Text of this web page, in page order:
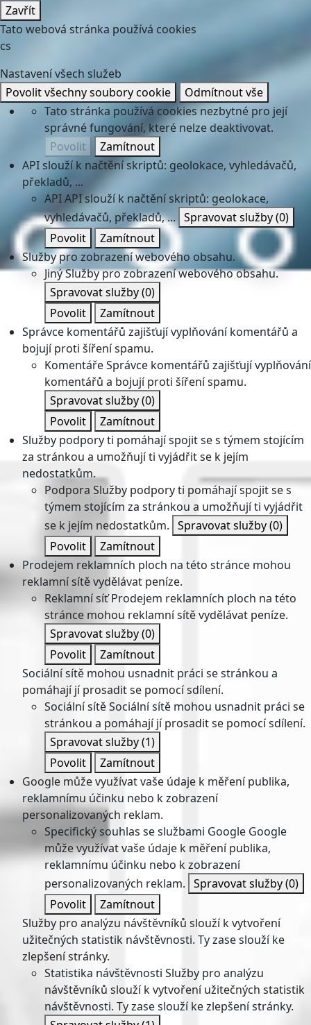
Zavřít
Tato webová stránka používá cookies
cs
Nastavení všech služeb
Povolit všechny soubory cookie
Odmítnout vše
Tato stránka používá cookies nezbytné pro její
správné fungování, které nelze deaktivovat.
Povolit
Zamítnout
API slouží k načtění skriptů: geolokace, vyhledávačů,
překladů, ...
APIAPI slouží k načtění skriptů: geolokace,
vyhledávačů, překladů, ... Spravovat služby(0)
Povolit
Zamítnout
Služby pro zobrazení webového obsahu.
JinýSlužby pro zobrazení webového obsahu.
Spravovat služby(0)
Povolit
Zamítnout
Správce komentářů zajišťují vyplňování komentářů a
bojují proti šíření spamu.
KomentářeSprávce komentářů zajišťují vyplňování
komentářů a bojují proti šíření spamu.
Spravovat služby(0)
Povolit
Zamítnout
Služby podpory ti pomáhají spojit se s týmem stojícím
za stránkou a umožňují ti vyjádřit se k jejím
nedostatkům.
Podpora Služby podpory ti pomáhají spojit se s
týmem stojícím za stránkou a umožňují ti vyjádřit
se k jejím nedostatkům. Spravovat služby(0)
Povolit
Zamítnout
Prodejem reklamních ploch na této stránce mohou
reklamní sítě vydělávat peníze.
Reklamní síť Prodejem reklamních ploch na této
stránce mohou reklamní sítě vydělávat peníze.
Spravovat služby(0)
Povolit
Zamítnout
Sociální sítě mohou usnadnit práci se stránkou a
pomáhají jí prosadit se pomocí sdílení.
Sociální sítěSociální sítě mohou usnadnit práci se
stránkou a pomáhají jí prosadit se pomocí sdílení.
Spravovat služby(1)
Povolit
Zamítnout
Google může využívat vaše údaje k měření publika,
reklamnímu účinku nebo k zobrazení
personalizovaných reklam.
Specifický souhlas se službami Google Google
může využívat vaše údaje k měření publika,
reklamnímu účinku nebo k zobrazení
personalizovaných reklam. Spravovat služby(0)
Povolit
Zamítnout
Služby pro analýzu návštěvníků slouží k vytvoření
užitečných statistik návštěvnosti. Ty zase slouží ke
zlepšení stránky.
Statistika návštěvnosti Služby pro analýzu
návštěvníků slouží k vytvoření užitečných statistik
návštěvnosti. Ty zase slouží ke zlepšení stránky.